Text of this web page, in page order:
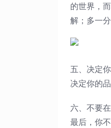
的世界，
解；多一
五、决定
决定你的
六、不要
最后，你